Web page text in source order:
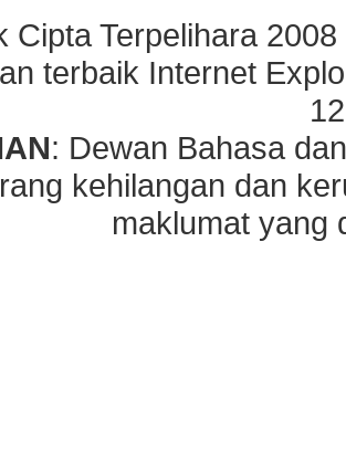
Cipta Terpelihara
terbaik Internet
: Dewan Bahasa
kehilangan dan
maklumat yang